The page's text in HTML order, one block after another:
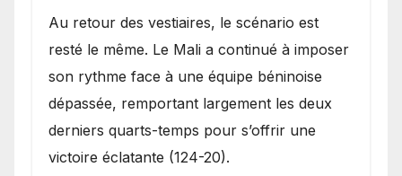
Au retour des vestiaires, le scénario est
resté le même. Le Mali a continué à imposer
son rythme face à une équipe béninoise
dépassée, remportant largement les deux
derniers quarts-temps pour s’offrir une
victoire éclatante (124-20).